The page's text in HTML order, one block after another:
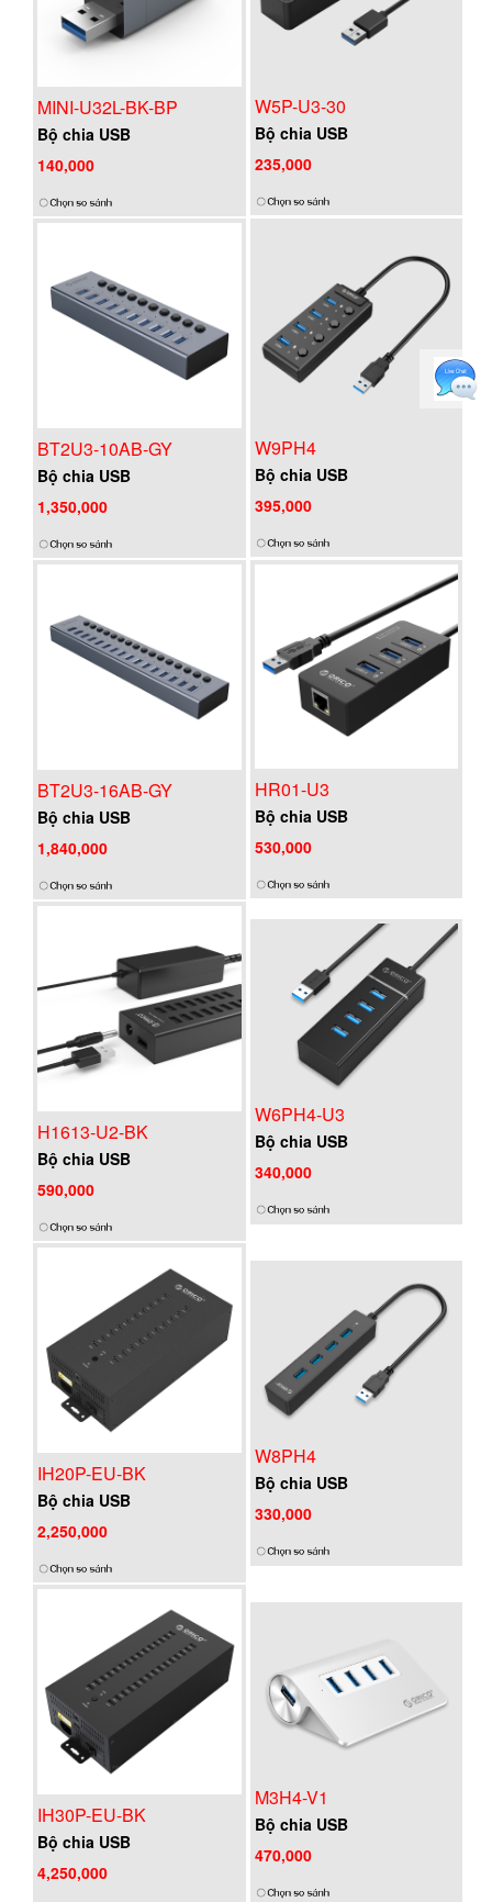
MINI-U32L-BK-BP
Bộ chia USB
140,000
W5P-U3-30
Bộ chia USB
235,000
BT2U3-10AB-GY
Bộ chia USB
1,350,000
W9PH4
Bộ chia USB
395,000
BT2U3-16AB-GY
Bộ chia USB
1,840,000
HR01-U3
Bộ chia USB
530,000
H1613-U2-BK
Bộ chia USB
590,000
W6PH4-U3
Bộ chia USB
340,000
IH20P-EU-BK
Bộ chia USB
2,250,000
W8PH4
Bộ chia USB
330,000
IH30P-EU-BK
Bộ chia USB
4,250,000
M3H4-V1
Bộ chia USB
470,000